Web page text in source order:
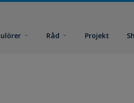
Råd Projekt